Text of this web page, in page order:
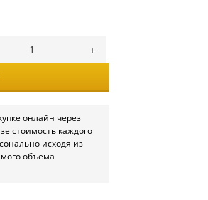
онлайн через
стоимость каждого
исходя из
объема